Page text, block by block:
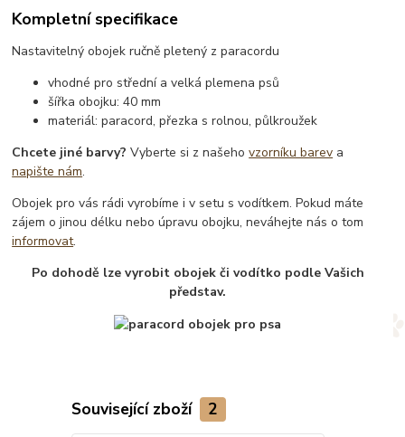
Kompletní specifikace
Nastavitelný obojek ručně pletený z paracordu
vhodné pro střední a velká plemena psů
šířka obojku: 40 mm
materiál: paracord, přezka s rolnou, půlkroužek
Chcete jiné barvy? Vyberte si z našehovzorníku barev a
napište nám.
Obojek pro vás rádi vyrobíme i v setu s vodítkem. Pokud máte
zájem o jinou délku nebo úpravu obojku, neváhejte nás o tom
informovat.
Po dohodě lze vyrobit obojek či vodítko podle Vašich
představ.
Související zboží 2